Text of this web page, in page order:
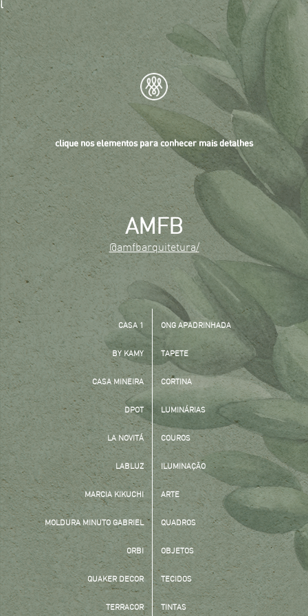
l
clique nos elementos para conhecer mais detalhes
AMFB
@amfbarquitetura/
CASA 1
BY KAMY
CASA MINEIRA
DPOT
LA NOVITÁ
LABLUZ
MARCIA KIKUCHI
MOLDURA MINUTO GABRIEL
ORBI
QUAKER DECOR
TERRACOR
ONG APADRINHADA
TAPETE
CORTINA
LUMINÁRIAS
COUROS
ILUMINAÇÃO
ARTE
QUADROS
OBJETOS
TECIDOS
TINTAS